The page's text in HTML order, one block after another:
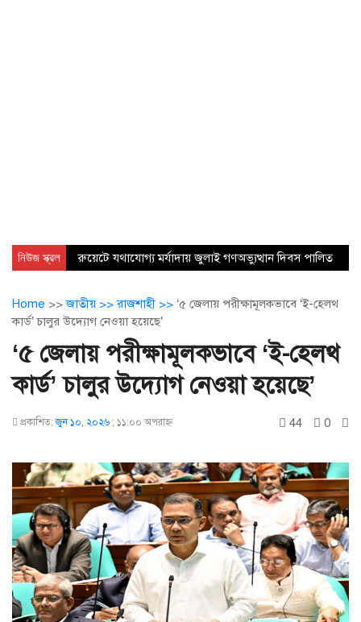
নিউজ স্ক্রল রুয়েটে যথাযোগ্য মর্যাদায় জুলাই গণঅভ্যুত্থান দিবস পালিত
Home >>জাতীয় >>রাজশাহী >> ‘৫ জেলায় পরীক্ষামূলকভাবে ‘ই-হেলথ
কার্ড’ চালুর উদ্যোগ নেওয়া হয়েছে’
‘৫ জেলায় পরীক্ষামূলকভাবে ‘ই-হেলথ
কার্ড’ চালুর উদ্যোগ নেওয়া হয়েছে’
প্রকাশিত:জুন ১০, ২০২৬ ; ১১:০০ অপরাহ্ণ 44 0